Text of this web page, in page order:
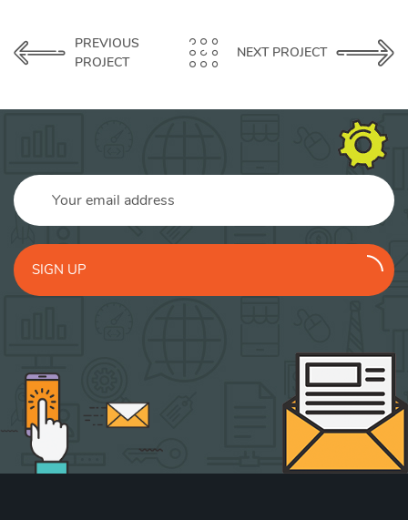
PREVIOUS
PROJECT
NEXT PROJECT
SIGN UP